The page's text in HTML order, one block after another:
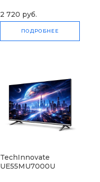
2 720 руб.
ПОДРОБНЕЕ
TechInnovate
UE55MU7000U